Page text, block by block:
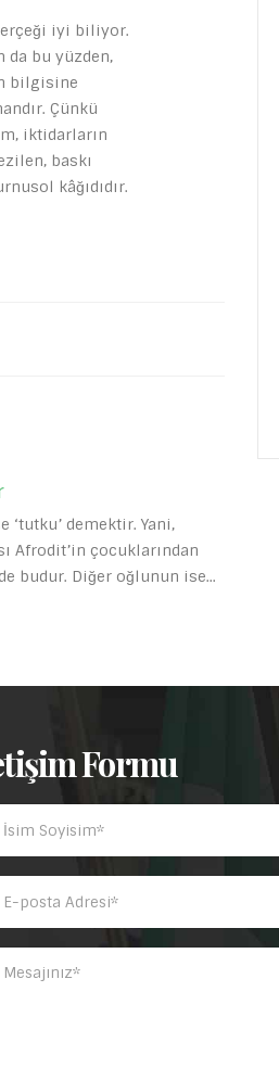
iyi biliyor.
da bu yüzden,
bilgisine
Çünkü
iktidarların
baskı
kâğıdıdır.
eski başkanı Herman Van
yaptığı bir açıklamada
popülizmin “büyük bir
söylemişti. O...
Formu